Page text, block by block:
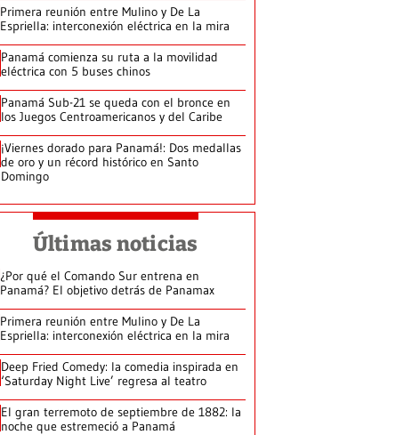
Primera reunión entre Mulino y De La
Espriella: interconexión eléctrica en la mira
Panamá comienza su ruta a la movilidad
eléctrica con 5 buses chinos
Panamá Sub-21 se queda con el bronce en
los Juegos Centroamericanos y del Caribe
¡Viernes dorado para Panamá!: Dos medallas
de oro y un récord histórico en Santo
Domingo
Últimas noticias
¿Por qué el Comando Sur entrena en
Panamá? El objetivo detrás de Panamax
Primera reunión entre Mulino y De La
Espriella: interconexión eléctrica en la mira
Deep Fried Comedy: la comedia inspirada en
‘Saturday Night Live’ regresa al teatro
El gran terremoto de septiembre de 1882: la
noche que estremeció a Panamá